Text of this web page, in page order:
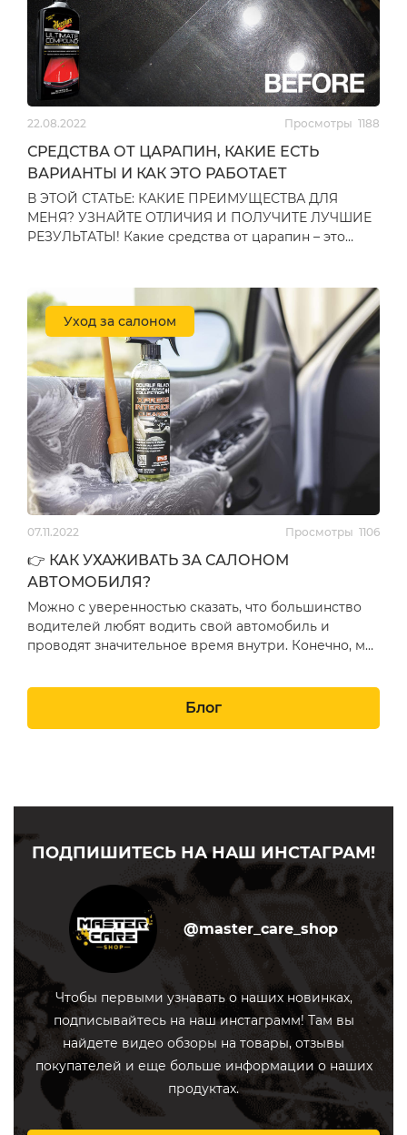
Аппликатор для
нанесения покрытий
The Rag Company No
Applicator Sponge 7,5 ×
12,5см, 1шт (TRC-1206_1)
154₴
Набор аппликаторов
для нанесения
покрытий The Rag
Coating Applicator
Sponge 7,5 × 12,5см, 6шт
(TRC-1206)
839₴
22.08.2022 Просмотры 1188
СРЕДСТВА ОТ ЦАРАПИН, КАКИЕ ЕСТЬ
ВАРИАНТЫ И КАК ЭТО РАБОТАЕТ
В ЭТОЙ СТАТЬЕ: КАКИЕ ПРЕИМУЩЕСТВА ДЛЯ
МЕНЯ? УЗНАЙТЕ ОТЛИЧИЯ И ПОЛУЧИТЕ ЛУЧШИЕ
РЕЗУЛЬТАТЫ! Какие средства от царапин – это
Уход за салоном
07.11.2022 Просмотры 1106
👉 КАК УХАЖИВАТЬ ЗА САЛОНОМ
АВТОМОБИЛЯ?
Можно с уверенностью сказать, что большинство
водителей любят водить свой автомобиль и
проводят значительное время внутри. Конечно, мы
Блог
ПОДПИШИТЕСЬ НА НАШ ИНСТАГРАМ!
@master_care_shop
Чтобы первыми узнавать о наших новинках,
подписывайтесь на наш инстаграмм! Там вы
найдете видео обзоры на товары, отзывы
покупателей и еще больше информации о наших
продуктах.